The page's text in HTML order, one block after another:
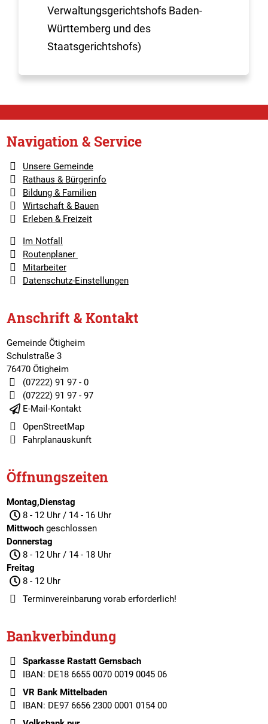
Verwaltungsgerichtshofs Baden-
Württemberg und des
Staatsgerichtshofs)
Navigation & Service
Unsere Gemeinde
Rathaus & Bürgerinfo
Bildung & Familien
Wirtschaft & Bauen
Erleben & Freizeit
Im Notfall
Routenplaner
Mitarbeiter
Datenschutz-Einstellungen
Anschrift & Kontakt
Gemeinde Ötigheim
Schulstraße 3
76470 Ötigheim
(07222) 91 97 - 0
(07222) 91 97 - 97
E-Mail-Kontakt
OpenStreetMap
Fahrplanauskunft
Öffnungszeiten
Montag,Dienstag
8 - 12 Uhr / 14 - 16 Uhr
Mittwochgeschlossen
Donnerstag
8 - 12 Uhr / 14 - 18 Uhr
Freitag
8 - 12 Uhr
Terminvereinbarungvorab erforderlich!
Bankverbindung
Sparkasse Rastatt Gernsbach
IBAN: DE18 6655 0070 0019 0045 06
VR Bank Mittelbaden
IBAN: DE97 6656 2300 0001 0154 00